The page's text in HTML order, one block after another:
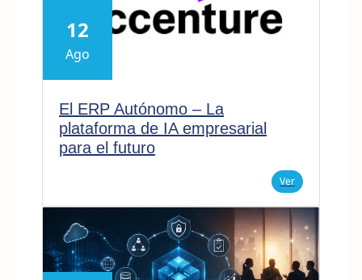
12
Ago
El ERP Autónomo – La
plataforma de IA empresarial
para el futuro
Ver